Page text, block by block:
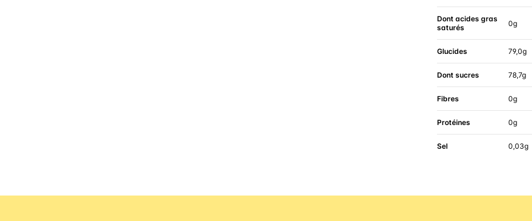
Dont acides gras
saturés
0g
Glucides 79,0g
Dont sucres 78,7g
Fibres 0g
Protéines 0g
Sel 0,03g